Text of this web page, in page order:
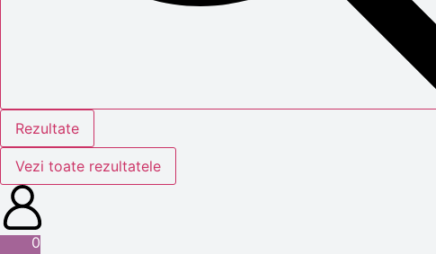
Rezultate
Vezi toate rezultatele
0